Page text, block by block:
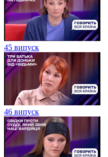
45 випуск
46 випуск